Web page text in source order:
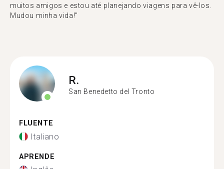
muitos amigos e estou até planejando viagens para vê-los.
Mudou minha vida!"
R.
San Benedetto del Tronto
FLUENTE
Italiano
APRENDE